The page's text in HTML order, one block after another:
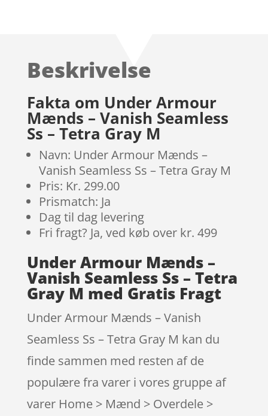
på
mmelser
Beskrivelse
Fakta om Under Armour
Mænds – Vanish Seamless
Ss – Tetra Gray M
Navn: Under Armour Mænds –
Vanish Seamless Ss – Tetra Gray M
Pris: Kr. 299.00
Prismatch: Ja
Dag til dag levering
Fri fragt? Ja, ved køb over kr. 499
Under Armour Mænds –
Vanish Seamless Ss – Tetra
Gray M med Gratis Fragt
Under Armour Mænds – Vanish
Seamless Ss – Tetra Gray M kan du
finde sammen med resten af de
populære fra varer i vores gruppe af
varer Home > Mænd > Overdele >